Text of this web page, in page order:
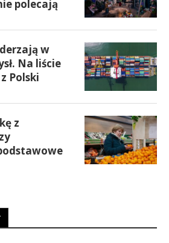
polecają
w
Na liście
Polski
z